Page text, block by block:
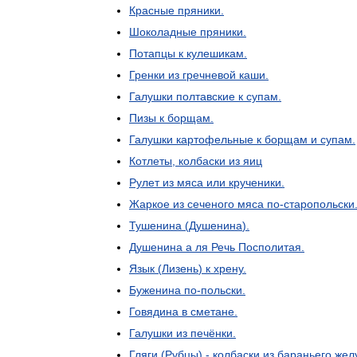
Красные пряники
Шоколадные пряники
Потапцы к кулешикам
Гренки из гречневой каши
Галушки полтавские к супам
Пизы к борщам
Галушки картофельные к борщам и супам
Котлеты
колбаски из яиц
Рулет из мяса или крученики
Жаркое из сеченого мяса по-старопольски
Тушенина (Душенина).
Душенина а ля Речь Посполитая
Язык (Лизень) к хрену.
Буженина по-польски
Говядина в сметане
Галушки из печёнки